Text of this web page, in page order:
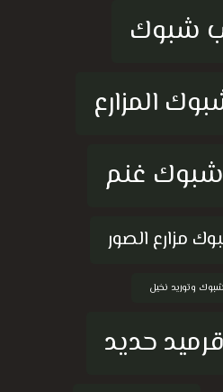
شبوك
المزارع
شبوك غنم
مزارع الصور
وتوريد نخيل
حديد